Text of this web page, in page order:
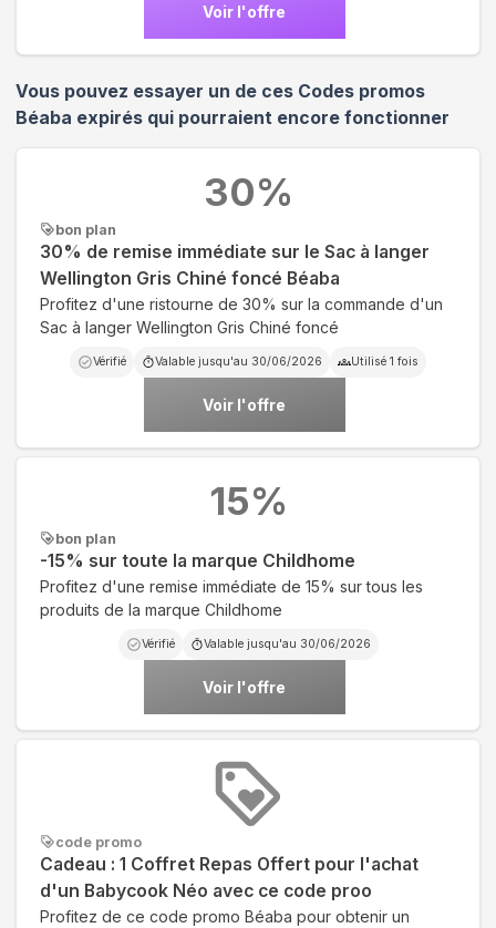
Voir l'offre
Vous pouvez essayer un de ces Codes promos
Béaba expirés qui pourraient encore fonctionner
bon plan
30% de remise immédiate sur le Sac à langer
Wellington Gris Chiné foncé Béaba
Profitez d'une ristourne de 30% sur la commande d'un
Sac à langer Wellington Gris Chiné foncé
Vérifié Valable jusqu'au 30/06/2026 Utilisé 1 fois
Voir l'offre
30%
bon plan
-15% sur toute la marque Childhome
Profitez d'une remise immédiate de 15% sur tous les
produits de la marque Childhome
Vérifié Valable jusqu'au 30/06/2026
Voir l'offre
15%
code promo
Cadeau : 1 Coffret Repas Offert pour l'achat
d'un Babycook Néo avec ce code proo
Profitez de ce code promo Béaba pour obtenir un